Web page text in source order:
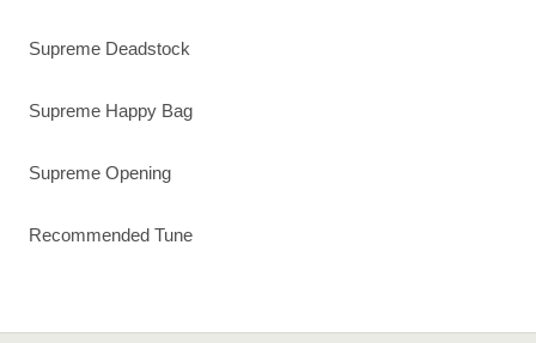
Supreme Deadstock
Supreme Happy Bag
Supreme Opening
Recommended Tune